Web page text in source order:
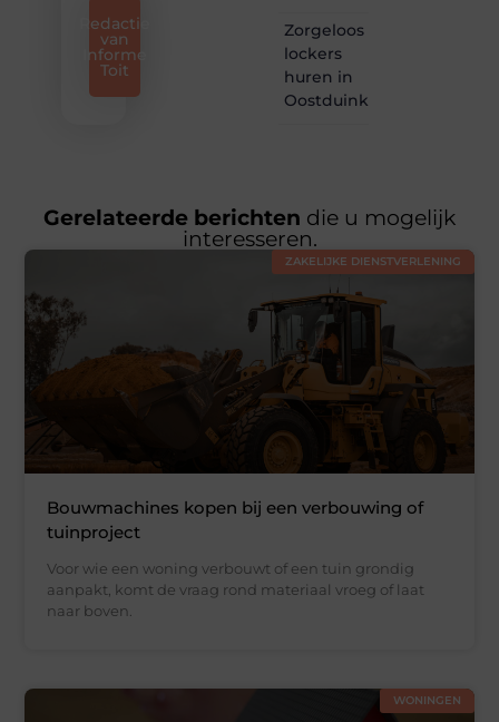
Redactie
van
Informe
Toit
Zorgeloos
lockers
huren in
Oostduinkerke
Gerelateerde berichten die u mogelijk
interesseren.
ZAKELIJKE DIENSTVERLENING
Bouwmachines kopen bij een verbouwing of
tuinproject
Voor wie een woning verbouwt of een tuin grondig
aanpakt, komt de vraag rond materiaal vroeg of laat
naar boven.
WONINGEN